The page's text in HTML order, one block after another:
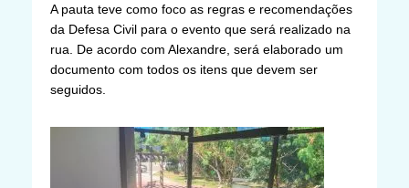
A pauta teve como foco as regras e recomendações
da Defesa Civil para o evento que será realizado na
rua. De acordo com Alexandre, será elaborado um
documento com todos os itens que devem ser
seguidos.